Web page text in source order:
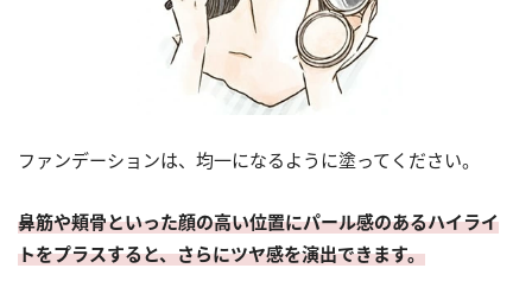
ファンデーションは、均一になるように塗ってください。
鼻筋や頬骨といった顔の高い位置にパール感のあるハイライ
トをプラスすると、さらにツヤ感を演出できます。